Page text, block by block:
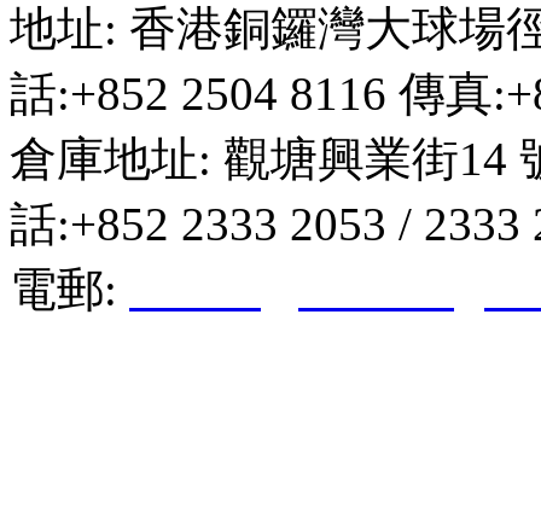
地址: 香港銅鑼灣大球場
話:+852 2504 8116 傳真
倉庫地址: 觀塘興業街14
話:+852 2333 2053 /
電郵: